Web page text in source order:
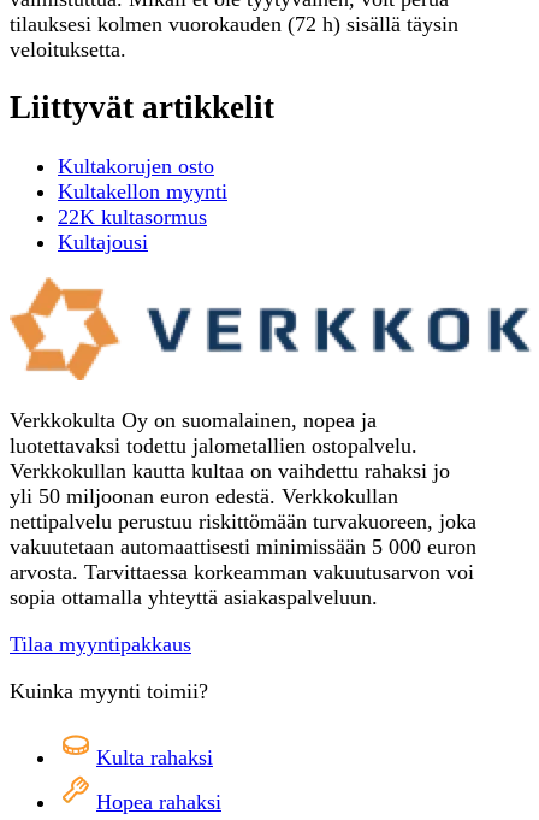
tilauksesi kolmen vuorokauden (72 h) sisällä täysin
veloituksetta.
Liittyvät artikkelit
Kultakorujen osto
Kultakellon myynti
22K kultasormus
Kultajousi
Verkkokulta Oy on suomalainen, nopea ja
luotettavaksi todettu jalometallien ostopalvelu.
Verkkokullan kautta kultaa on vaihdettu rahaksi jo
yli 50 miljoonan euron edestä. Verkkokullan
nettipalvelu perustuu riskittömään turvakuoreen, joka
vakuutetaan automaattisesti minimissään 5 000 euron
arvosta. Tarvittaessa korkeamman vakuutusarvon voi
sopia ottamalla yhteyttä asiakaspalveluun.
Tilaa myyntipakkaus
Kuinka myynti toimii?
Kulta rahaksi
Hopea rahaksi